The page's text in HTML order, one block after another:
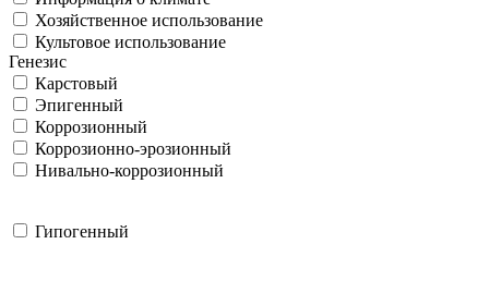
Хозяйственное использование
Культовое использование
Генезис
Карстовый
Эпигенный
Коррозионный
Коррозионно-эрозионный
Нивально-коррозионный
Гипогенный